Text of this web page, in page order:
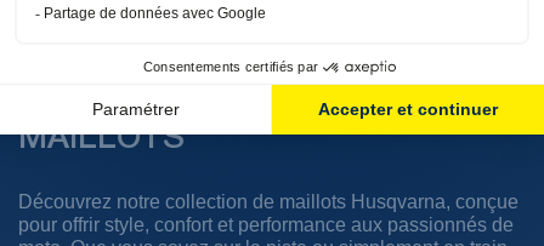
Affichage 1-14 de 14 article(s)
MAILLOTS
Découvrez notre collection de maillots Husqvarna, conçue
pour offrir style, confort et performance aux passionnés de